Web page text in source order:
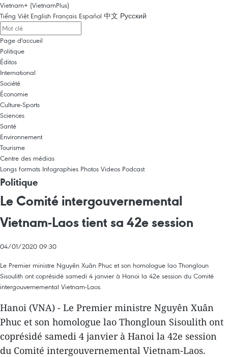
Vietnam+ (VietnamPlus)
Tiếng Việt English Français Español 中文 Русский
Page d'accueil
Politique
Éditos
International
Société
Économie
Culture-Sports
Sciences
Santé
Environnement
Tourisme
Centre des médias
Longs formats Infographies Photos Videos Podcast
Politique
Le Comité intergouvernemental
Vietnam-Laos tient sa 42e session
04/01/2020 09:30
Le Premier ministre Nguyên Xuân Phuc et son homologue lao Thongloun
Sisoulith ont coprésidé samedi 4 janvier à Hanoi la 42e session du Comité
intergouvernemental Vietnam-Laos.
Hanoi (VNA) - Le Premier ministre Nguyên Xuân
Phuc et son homologue lao Thongloun Sisoulith ont
coprésidé samedi 4 janvier à Hanoi la 42e session
du Comité intergouvernemental Vietnam-Laos.